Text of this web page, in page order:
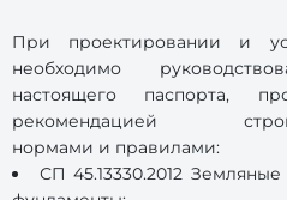
При проектировании и
необходимо
настоящего паспорта,
рекомендацией
нормами и правилами:
СП 45.13330.2012